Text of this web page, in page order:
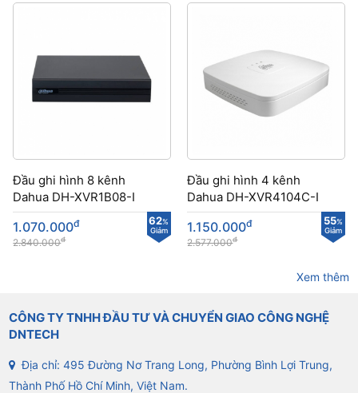
Đầu ghi hình 8 kênh
Dahua DH-XVR1B08-I
62%
Giảm
1.070.000đ
2.840.000đ
Đầu ghi hình 4 kênh
Dahua DH-XVR4104C-I
55%
Giảm
1.150.000đ
2.577.000đ
Xem thêm
CÔNG TY TNHH ĐẦU TƯ VÀ CHUYỂN GIAO CÔNG NGHỆ
DNTECH
Địa chỉ: 495 Đường Nơ Trang Long, Phường Bình Lợi Trung,
Thành Phố Hồ Chí Minh, Việt Nam.